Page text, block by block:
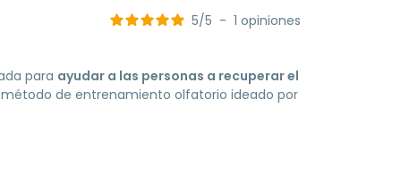
5/5 - 1 opiniones
para ayudar a las personas a recuperar el
de entrenamiento olfatorio ideado por